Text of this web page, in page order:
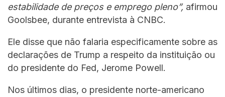
estabilidade de preços e emprego pleno”, afirmou
Goolsbee, durante entrevista à CNBC.
Ele disse que não falaria especificamente sobre as
declarações de Trump a respeito da instituição ou
do presidente do Fed, Jerome Powell.
Nos últimos dias, o presidente norte-americano